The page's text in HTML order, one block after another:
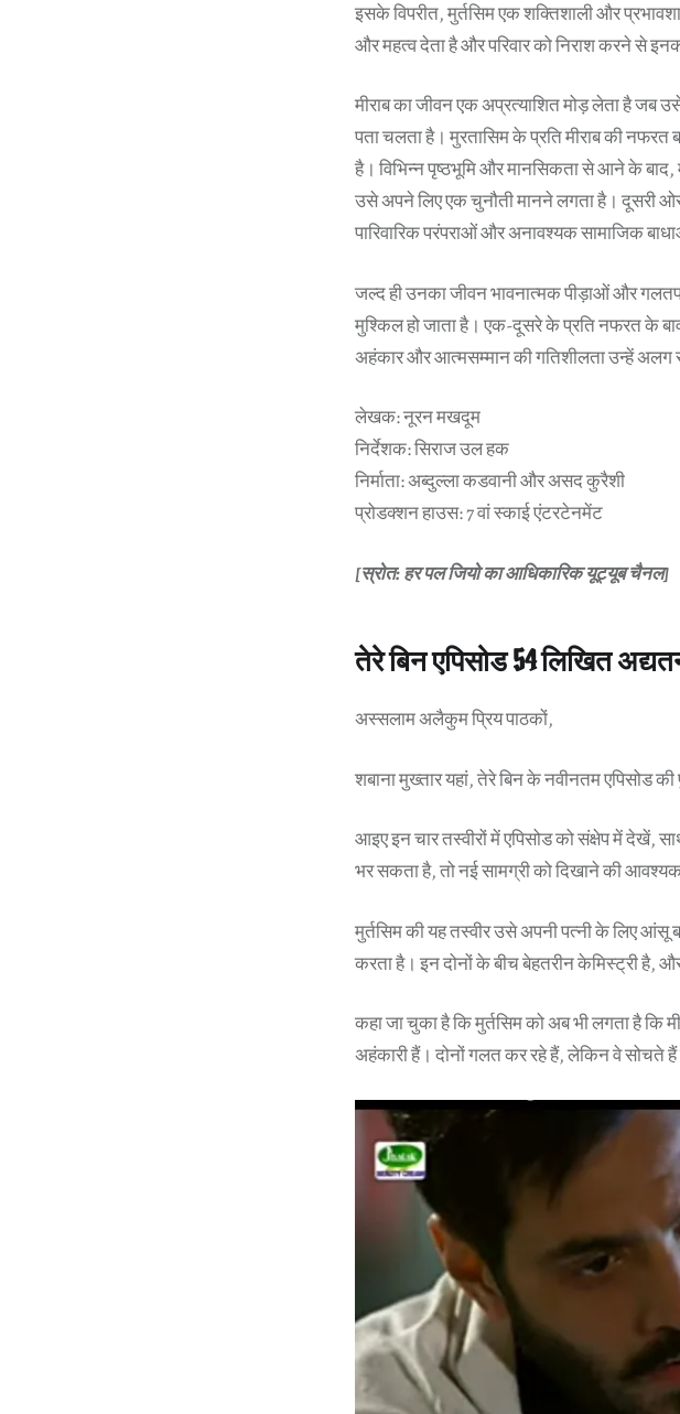
इसके विपरीत, मुर्तसिम एक शक्तिशाली और
और महत्व देता है और परिवार को निराश करने से
मीराब का जीवन एक अप्रत्याशित मोड़ लेता है
पता चलता है। मुरतासिम के प्रति मीराब की नफरत
है। विभिन्न पृष्ठभूमि और मानसिकता से आने के बाद,
उसे अपने लिए एक चुनौती मानने लगता है। दूसरी
पारिवारिक परंपराओं और अनावश्यक सामाजिक
जल्द ही उनका जीवन भावनात्मक पीड़ाओं और
मुश्किल हो जाता है। एक-दूसरे के प्रति नफरत के
अहंकार और आत्मसम्मान की गतिशीलता उन्हें अलग
लेखक: नूरन मखदूम
निर्देशक: सिराज उल हक
निर्माता: अब्दुल्ला कडवानी और असद कुरैशी
प्रोडक्शन हाउस: 7 वां स्काई एंटरटेनमेंट
[स्रोत: हर पल जियो का आधिकारिक यूट्यूब चैनल]
तेरे बिन एपिसोड 54 लिखित
अस्सलाम अलैकुम प्रिय पाठकों,
शबाना मुख्तार यहां, तेरे बिन के नवीनतम एपिसोड
आइए इन चार तस्वीरों में एपिसोड को संक्षेप में
भर सकता है, तो नई सामग्री को दिखाने की
मुर्तसिम की यह तस्वीर उसे अपनी पत्नी के लिए आंसू
करता है। इन दोनों के बीच बेहतरीन केमिस्ट्री है,
कहा जा चुका है कि मुर्तसिम को अब भी लगता है कि
अहंकारी हैं। दोनों गलत कर रहे हैं, लेकिन वे सोचते हैं